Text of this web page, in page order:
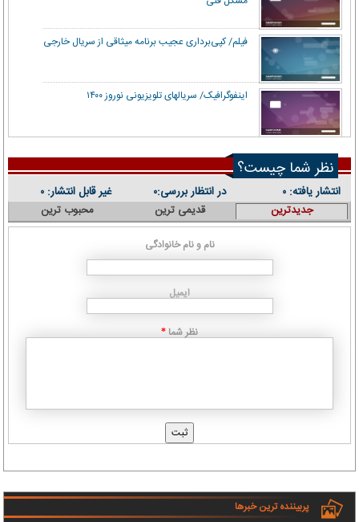
فیلم/ کپی‌برداری عجیب برنامه میثاقی از سریال خارجی
اینفوگرافیک/ سریال‎های تلویزیونی نوروز ۱۴۰۰
نظر شما چیست؟
انتشار یافته: ۰ در انتظار بررسی:۰ غیر قابل انتشار: ۰
جدیدترین قدیمی ترین محبوب ترین
نام و نام خانوادگی
ایمیل
نظر شما *
پربیننده ترین خبرها